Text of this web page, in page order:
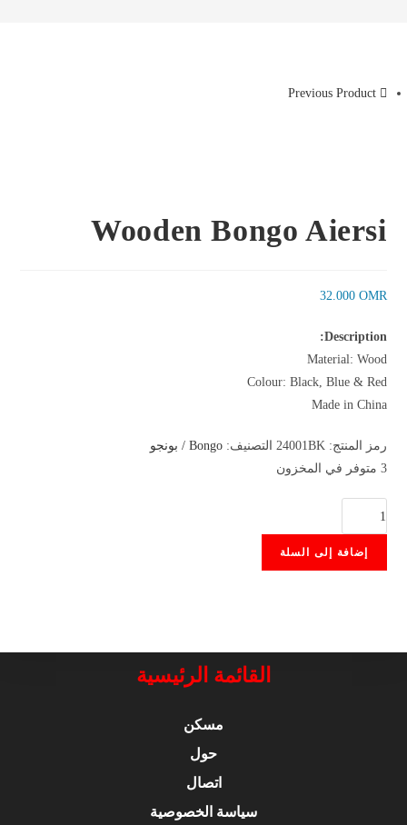
Previous Product
Wooden Bongo Aiersi
32.000 OMR
Description:
Material: Wood
Colour: Black, Blue & Red
Made in China
رمز المنتج:24001BK التصنيف:Bongo / بونجو
3 متوفر في المخزون
كمية
Wooden
Bongoإضافة إلى السلة
القائمة الرئيسية
مسكن
حول
اتصال
سياسة الخصوصية